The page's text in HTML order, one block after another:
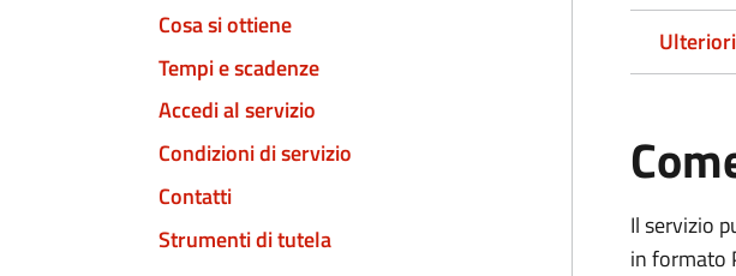
Cosa si ottiene
Tempi e scadenze
Accedi al servizio
Condizioni di servizio
Contatti
Strumenti di tutela
Il servizio
in formato